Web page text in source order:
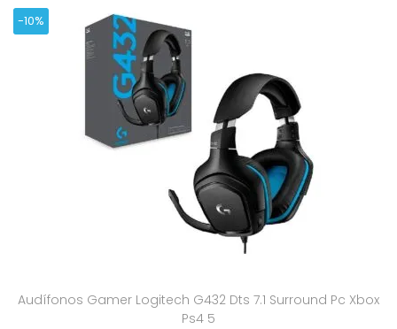
-10%
Audífonos Gamer Logitech G432 Dts 7.1 Surround Pc Xbox
Ps4 5